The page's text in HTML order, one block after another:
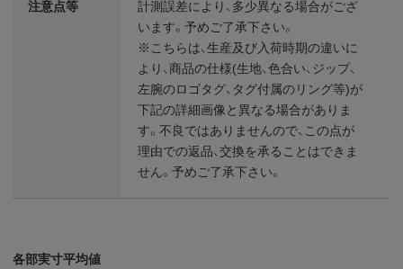
注意点等
計測誤差により、多少異なる場合がござ
います。予めご了承下さい。
※こちらは、生産及び入荷時期の違いに
より、商品の仕様(生地、色合い、ジップ、
左腕のロゴタグ、タグ付属のリング等)が
下記の詳細画像と異なる場合がありま
す。不良ではありませんので、この点が
理由での返品、交換を承ることはできま
せん。予めご了承下さい。
各部実寸平均値